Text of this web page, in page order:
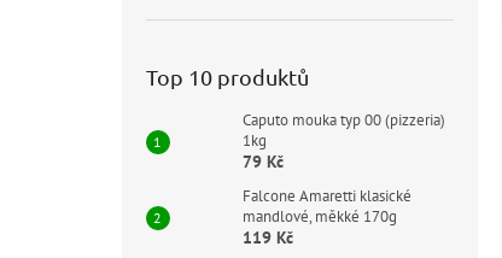
Top 10 produktů
Caputo mouka typ 00 (pizzeria)
1kg
79 Kč
Falcone Amaretti klasické
mandlové, měkké 170g
119 Kč